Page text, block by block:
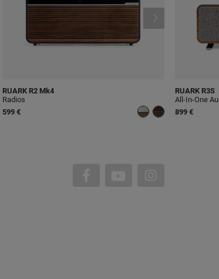
RUARK R2 Mk4
Radios
599 €
RUARK R3S
All-In-One
899 €